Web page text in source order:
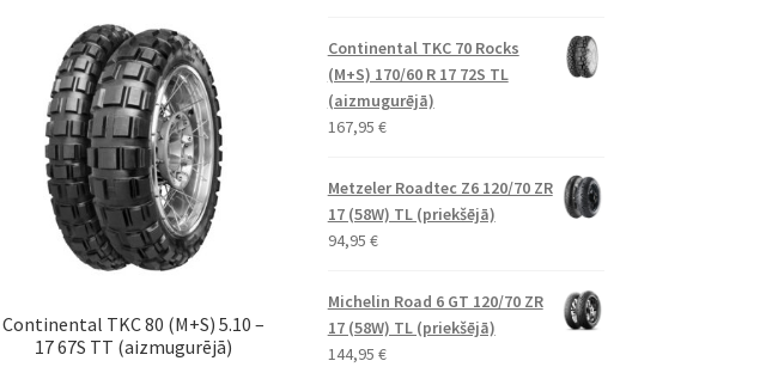
Continental TKC 80 (M+S) 5.10 –
17 67S TT (aizmugurējā)
Continental TKC 70 Rocks
(M+S) 170/60 R 17 72S TL
(aizmugurējā)
167,95 €
Metzeler Roadtec Z6 120/70 ZR
17 (58W) TL (priekšējā)
94,95 €
Michelin Road 6 GT 120/70 ZR
17 (58W) TL (priekšējā)
144,95 €